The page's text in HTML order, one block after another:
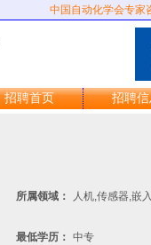
中国自动化学会专家
招聘首页 招聘
所属领域：
人机,传感器,嵌
最低学历： 中专